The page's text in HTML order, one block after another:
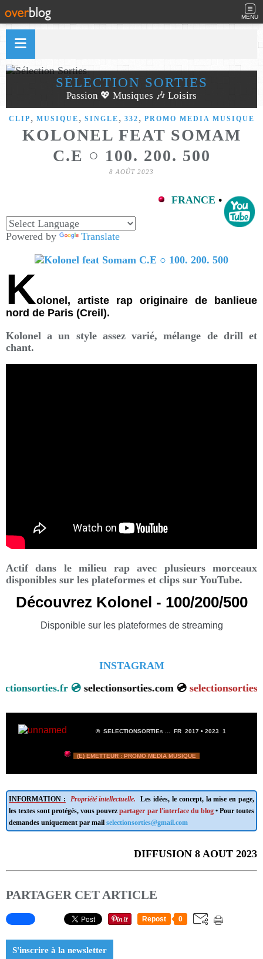
MENU
SÉLECTION SORTIES
Passion 💖 Musiques 🎶 Loisirs
CLIP , MUSIQUE , SINGLE , 332 , PROMO MEDIA MUSIQUE
KOLONEL FEAT SOMAM
C.E ○ 100. 200. 500
8 AOÛT 2023
FRANCE •
Powered by Translate
Kolonel, artiste rap originaire de banlieue
nord de Paris (Creil).
Kolonel a un style assez varié, mélange de drill et
chant.
Actif dans le milieu rap avec plusieurs morceaux
disponibles sur les plateformes et clips sur YouTube.
Découvrez Kolonel - 100/200/500
Disponible sur les plateformes de streaming
INSTAGRAM
selectionsorties.fr 💿selectionsorties.com 💿
© SELECTIONSORTIEs FR 2017 • 2023 1
(E) EMETTEUR : PROMO MEDIA MUSIQUE
INFORMATION : Propriété intellectuelle.
Les idées, le concept, la mise en page,
les textes sont protégés, vous pouvezpartager par l'interface du blog• Pour toutes
demandes uniquement par mail selectionsorties@gmail.com
DIFFUSION 8 AOUT 2023
PARTAGER CET ARTICLE
Repost 0
S'inscrire à la newsletter